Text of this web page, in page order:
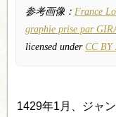
参考画像：France
graphie prise par
licensed underCC BY
1429年1月、ジャ